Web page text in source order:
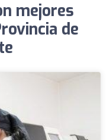
mejores
de